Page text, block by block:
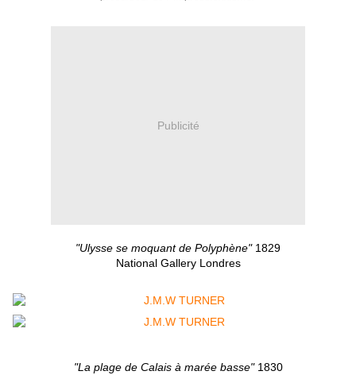
Publicité
"Ulysse se moquant de Polyphène"1829
National Gallery Londres
"La plage de Calais à marée basse"1830